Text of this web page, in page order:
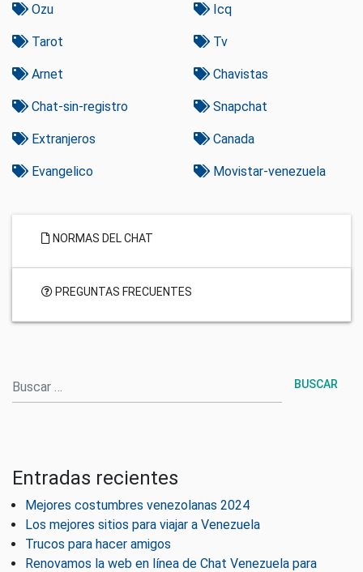
Ozu Icq
Tarot Tv
Arnet Chavistas
Chat-sin-registro Snapchat
Extranjeros Canada
Evangelico Movistar-venezuela
NORMAS DEL CHAT
PREGUNTAS FRECUENTES
Entradas recientes
Mejores costumbres venezolanas 2024
Los mejores sitios para viajar a Venezuela
Trucos para hacer amigos
Renovamos la web en línea de Chat Venezuela para